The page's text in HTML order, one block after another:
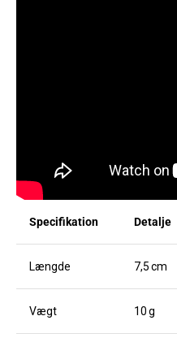
Specifikation Detalje
Længde 7,5 cm
Vægt 10 g